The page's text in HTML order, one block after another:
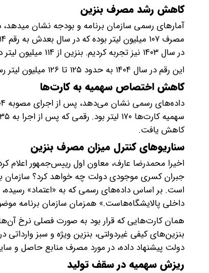
کاهش رشد مصرف بنزین
در سال ۱۴۰۳ نیز تجربه کردیم. بنزین از ۱۱۴ میلیون لیتر در سال ۱۴۰۲ به ۱۲۳ میلیون لیتر در سال ۱۴۰۳ رسید.
این رقم در سال ۱۴۰۴ به حدود ۱۲۵ تا ۱۲۶ میلیون لیتر رسید. به عبارتی کاهش رشد مصرف بنزین ۲ درصد شد.
کاهش اختصاص سهمیه به کارت‌ها
کاهش یافت.
سناریوهای کنترل میزان مصرف بنزین
اخیرا محمدرضا عارف، معاون اول رییس‌جمهور اعلام
جبران کسری موجودی دولت چه خواهد کرد؟ سازمان
است. بر اساس داده‌های رسمی که به «اعتماد» رسیده،
داخلی پالایشگاه‌هاست.» همزمان سازمان برنامه
همان کارت‌هایی که قرار بود به صورت فصلی نرخ
بنزین‌های کیفی غیردولتی، بنزین ویژه و سبز
دولت پیشنهاد داده، در مورد مصرف منابع حاصل و
ریزش سهمیه در سقف تولید